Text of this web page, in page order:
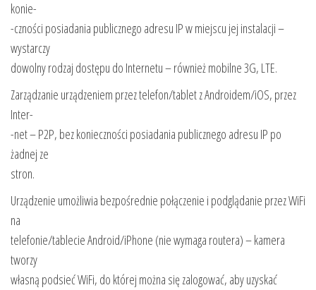
konie-
-czności posiadania publicznego adresu IP w miejscu jej instalacji –
wystarczy
dowolny rodzaj dostępu do Internetu – również mobilne 3G, LTE.
Zarządzanie urządzeniem przez telefon/tablet z Androidem/iOS, przez
Inter-
-net – P2P, bez konieczności posiadania publicznego adresu IP po
żadnej ze
stron.
Urządzenie umożliwia bezpośrednie połączenie i podglądanie przez WiFi
na
telefonie/tablecie Android/iPhone (nie wymaga routera) – kamera
tworzy
własną podsieć WiFi, do której można się zalogować, aby uzyskać